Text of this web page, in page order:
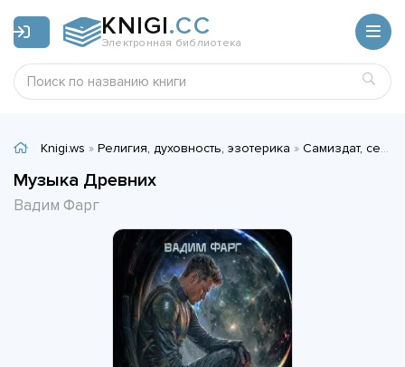
KNIGI.CC
Электронная библиотека
Knigi.ws » Религия, духовность, эзотерика » Самиздат, сетевая литература
Музыка Древних
Вадим Фарг